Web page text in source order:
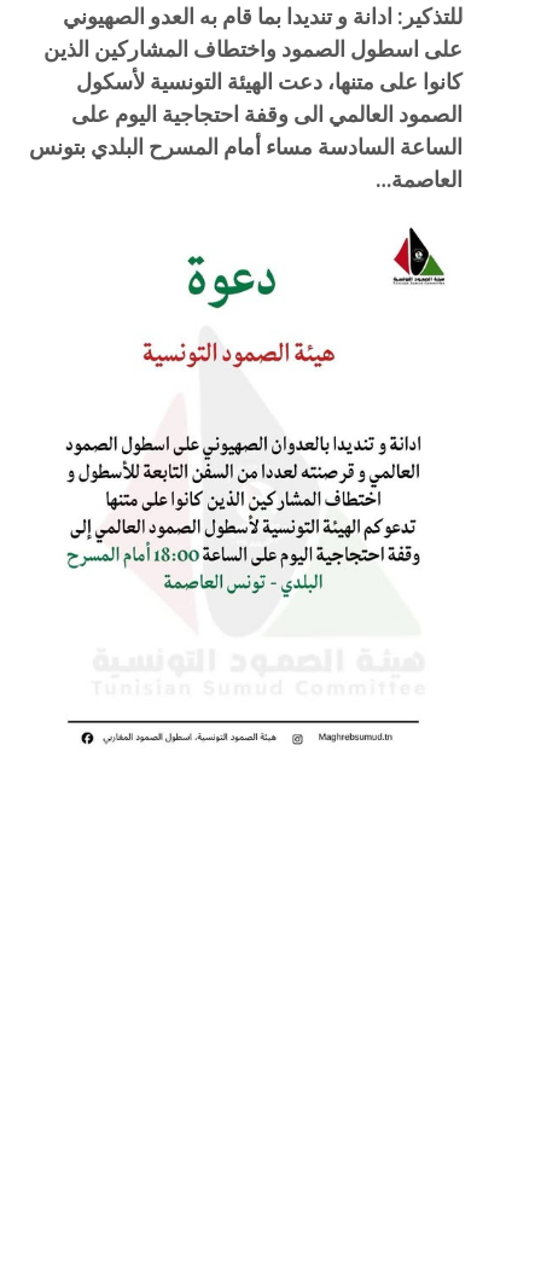
للتذكير: ادانة و تنديدا بما قام به العدو الصهيوني
على اسطول الصمود واختطاف المشاركين الذين
كانوا على متنها، دعت الهيئة التونسية لأسكول
الصمود العالمي الى وقفة احتجاجية اليوم على
الساعة السادسة مساء أمام المسرح البلدي بتونس
العاصمة…